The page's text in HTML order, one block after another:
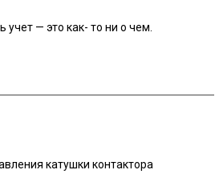
— это как- то ни о чем.
катушки контактора